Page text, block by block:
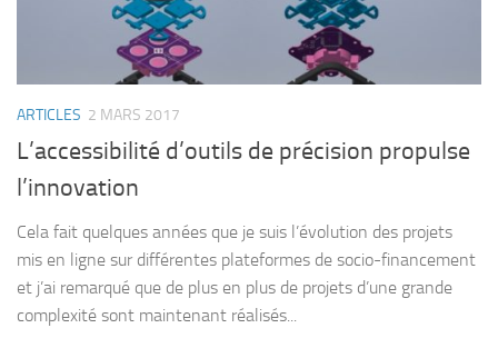
ARTICLES 2 MARS 2017
L’accessibilité d’outils de précision propulse
l’innovation
Cela fait quelques années que je suis l’évolution des projets
mis en ligne sur différentes plateformes de socio-financement
et j’ai remarqué que de plus en plus de projets d’une grande
complexité sont maintenant réalisés...